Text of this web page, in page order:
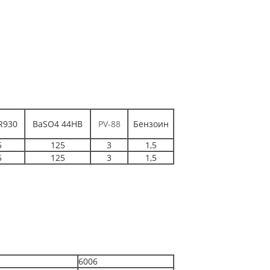
BaSO4 44HB PV-88
Бензоин
125 3
1,5
125 3 1,5
6006